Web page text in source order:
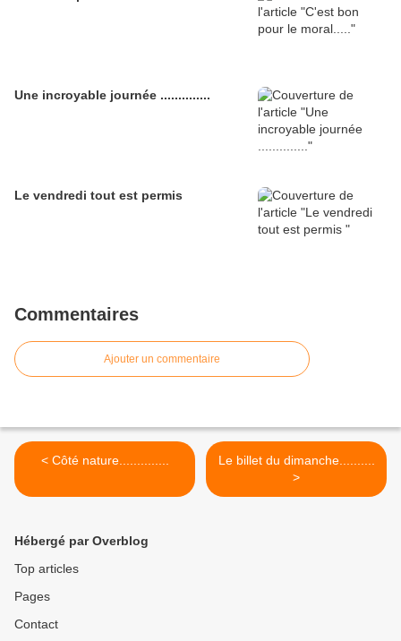
Une incroyable journée ..............
Le vendredi tout est permis
Commentaires
Ajouter un commentaire
< Côté nature..............
Le billet du dimanche..........
>
Hébergé par Overblog
Top articles
Pages
Contact